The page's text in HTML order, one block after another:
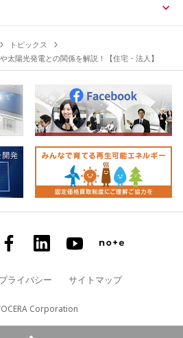
トピックス
太陽光発電との関係を解説！【住宅・法人】
プライバシー サイトマップ
Corporation